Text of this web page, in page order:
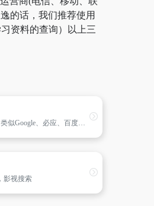
的话，我们推荐使用
资料的查询）以上三
F搜是一个搜索引擎，类似Google、必应、百度一样的搜索引擎，提供了无广告、过滤内容农场的搜索结果，支持翻译、天气、IP 查询等功能。
影视搜索